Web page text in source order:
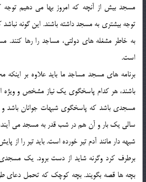
مسجد بیش از آنچه که امروز بها می دهیم توجه
توجه بیشتری به مسجد داشته باشند. این گونه
به خاطر مشغله های دولتی، مساجد را رها کنند.
است.
برنامه های مسجد مساجد ما باید علاوه بر اینکه
باشند، هر کدام پاسخگوی یک نیاز مشخص و ویژه
مسجدی باشد که پاسخگوی شبهات جوانان باشد و
سالی یک بار و آن هم در شب قدر به مسجد می
شبهه دار مانند آدم تیر خورده است. باید تیر را از
برطرف کرد وگرنه شاید از دست برود. یک
بچه ها قصه بگویند. بچه کوچک که تحمل دعای